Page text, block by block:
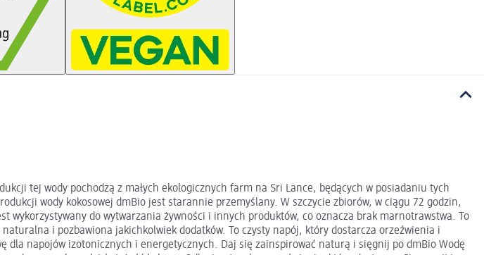
tej wody pochodzą z małych ekologicznych farm na Sri Lance, będących w posiadaniu tych
wody kokosowej dmBio jest starannie przemyślany. W szczycie zbiorów, w ciągu 72 godzin,
wykorzystywany do wytwarzania żywności i innych produktów, co oznacza brak marnotrawstwa. To
i pozbawiona jakichkolwiek dodatków. To czysty napój, który dostarcza orzeźwienia i
dla napojów izotonicznych i energetycznych. Daj się zainspirować naturą i sięgnij po dmBio Wodę